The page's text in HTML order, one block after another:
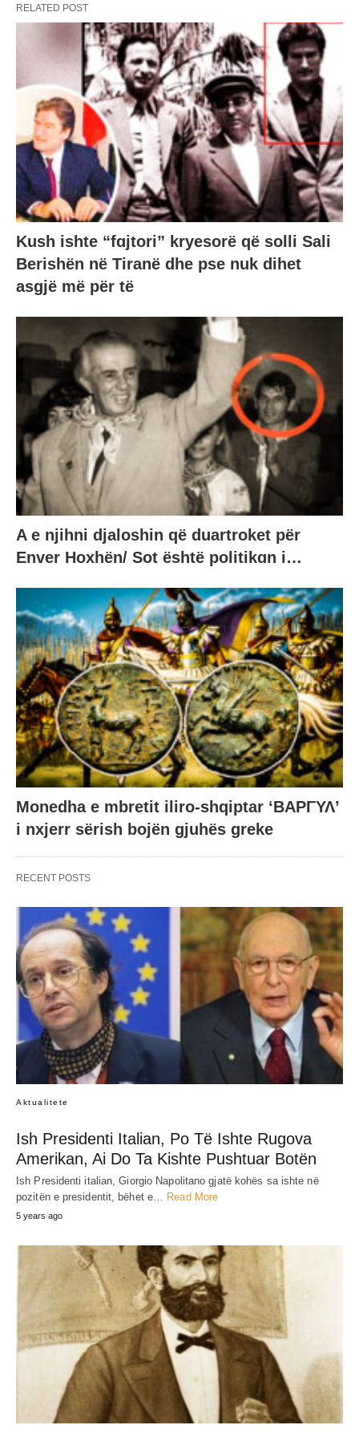
RELATED POST
Kush ishte “fɑjtori” kryesorë që solli Sali
Berishën në Tiranë dhe pse nuk dihet
asgjë më për të
A e njihni djaloshin që duartroket për
Enver Hoxhën/ Sot është politikɑn i…
Monedha e mbretit iliro-shqiptar ‘ΒΑΡΓΥΛ’
i nxjerr sërish bojën gjuhës greke
RECENT POSTS
Aktualitete
Ish Presidenti Italian, Po Të Ishte Rugova
Amerikan, Ai Do Ta Kishte Pushtuar Botën
Ish Presidenti italian, Giorgio Napolitano gjatë kohës sa ishte në
pozitën e presidentit, bëhet e… Read More
5 years ago